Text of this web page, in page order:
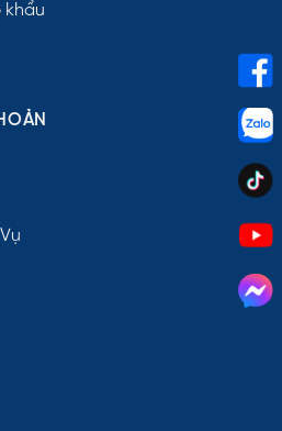
khẩu